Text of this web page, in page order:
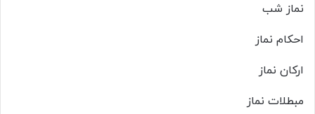
نماز شب
احکام نماز
ارکان نماز
مبطلات نماز